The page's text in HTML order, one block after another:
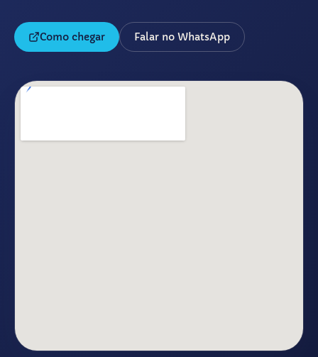
Como chegar Falar no WhatsApp